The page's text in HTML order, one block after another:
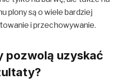
plony są o wiele bardziej
i przechowywanie.
pozwolą uzyskać